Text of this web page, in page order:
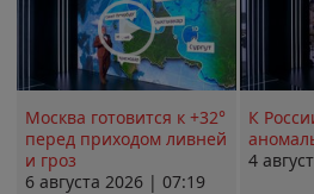
Москва готовится к +32°
перед приходом ливней
и гроз
6 августа 2026 | 07:19
К
4